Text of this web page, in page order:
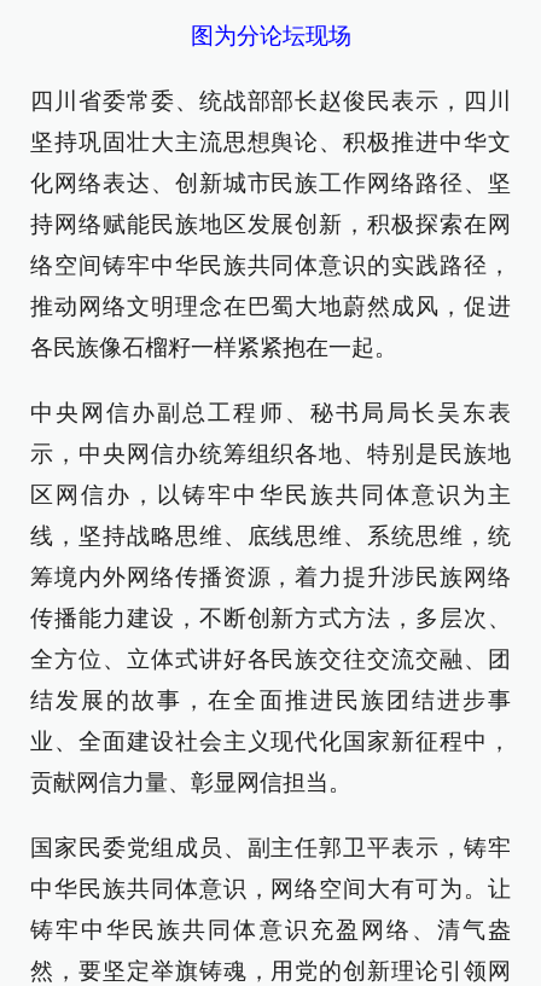
图为分论坛现场
四川省委常委、统战部部长赵俊民表示，四川
坚持巩固壮大主流思想舆论、积极推进中华文
化网络表达、创新城市民族工作网络路径、坚
持网络赋能民族地区发展创新，积极探索在网
络空间铸牢中华民族共同体意识的实践路径，
推动网络文明理念在巴蜀大地蔚然成风，促进
各民族像石榴籽一样紧紧抱在一起。
中央网信办副总工程师、秘书局局长吴东表
示，中央网信办统筹组织各地、特别是民族地
区网信办，以铸牢中华民族共同体意识为主
线，坚持战略思维、底线思维、系统思维，统
筹境内外网络传播资源，着力提升涉民族网络
传播能力建设，不断创新方式方法，多层次、
全方位、立体式讲好各民族交往交流交融、团
结发展的故事，在全面推进民族团结进步事
业、全面建设社会主义现代化国家新征程中，
贡献网信力量、彰显网信担当。
国家民委党组成员、副主任郭卫平表示，铸牢
中华民族共同体意识，网络空间大有可为。让
铸牢中华民族共同体意识充盈网络、清气盎
然，要坚定举旗铸魂，用党的创新理论引领网